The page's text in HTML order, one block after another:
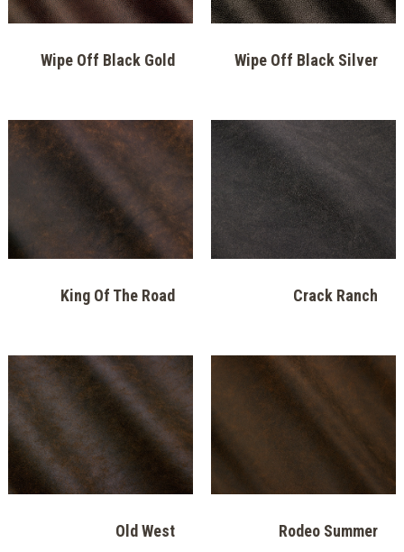
Wipe Off Black Gold Wipe Off Black Silver
King Of The Road Crack Ranch
Old West Rodeo Summer